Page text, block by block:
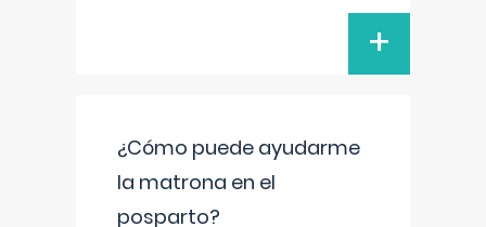
+
¿Cómo puede ayudarme
la matrona en el
posparto?